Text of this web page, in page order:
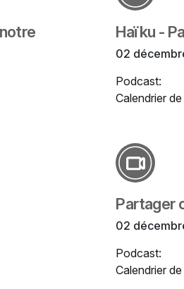
Haïku -
02
Podcast:
Calendrier
Partager
02
Podcast:
Calendrier